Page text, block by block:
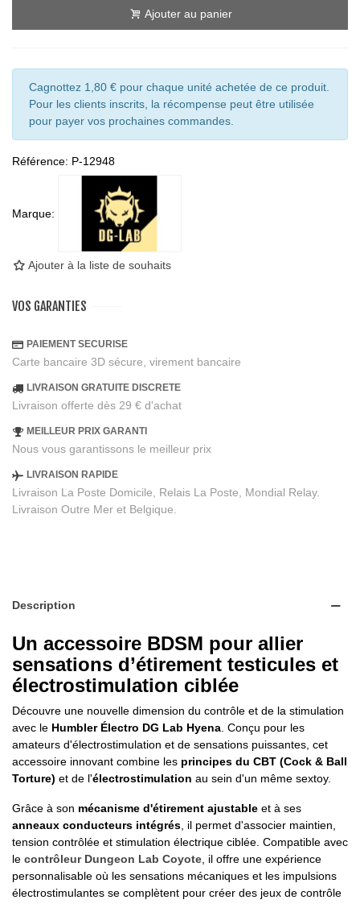
Ajouter au panier
Cagnottez 1,80 € pour chaque unité achetée de ce produit.
Pour les clients inscrits, la récompense peut être utilisée
pour payer vos prochaines commandes.
Référence: P-12948
Marque:
Ajouter à la liste de souhaits
VOS GARANTIES
PAIEMENT SECURISE
Carte bancaire 3D sécure, virement bancaire
LIVRAISON GRATUITE DISCRETE
Livraison offerte dès 29 € d'achat
MEILLEUR PRIX GARANTI
Nous vous garantissons le meilleur prix
LIVRAISON RAPIDE
Livraison La Poste Domicile, Relais La Poste, Mondial Relay.
Livraison Outre Mer et Belgique.
Description
Un accessoire BDSM pour allier
sensations d’étirement testicules et
électrostimulation ciblée
Découvre une nouvelle dimension du contrôle et de la stimulation
avec le Humbler Électro DG Lab Hyena . Conçu pour les
amateurs d'électrostimulation et de sensations puissantes, cet
accessoire innovant combine les principes du CBT (Cock & Ball
Torture) et de l'électrostimulation au sein d'un même sextoy.
Grâce à son mécanisme d'étirement ajustable et à ses
anneaux conducteurs intégrés , il permet d'associer maintien,
tension contrôlée et stimulation électrique ciblée. Compatible avec
le contrôleur Dungeon Lab Coyote , il offre une expérience
personnalisable où les sensations mécaniques et les impulsions
électrostimulantes se complètent pour créer des jeux de contrôle